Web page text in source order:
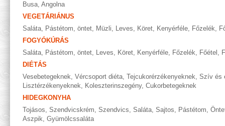
Busa, Angolna
VEGETÁRIÁNUS
Saláta, Pástétom, öntet, Müzli, Leves, Köret, Kenyérféle, Főzelék,
FOGYÓKÚRÁS
Saláta, Pástétom, öntet, Leves, Köret, Kenyérféle, Főzelék, Főétel ,
DIÉTÁS
Vesebetegeknek, Vércsoport diéta, Tejcukorérzékenyeknek, Szív és
Lisztérzékenyeknek, Koleszterinszegény, Cukorbetegeknek
HIDEGKONYHA
Tojásos, Szendvicskrém, Szendvics, Saláta, Sajtos, Pástétom,
Aszpik, Gyümölcssaláta